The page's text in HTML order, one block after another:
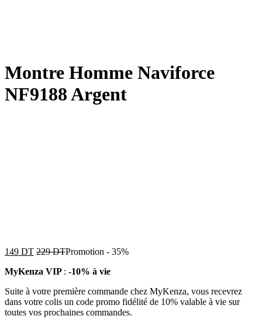
Montre Homme Naviforce
NF9188 Argent
149 DT 229DTPromotion - 35%
MyKenza VIP : -10% à vie
Suite à votre première commande chez MyKenza, vous recevrez
dans votre colis un code promo fidélité de 10% valable à vie sur
toutes vos prochaines commandes.